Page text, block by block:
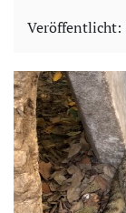
Veröffentlicht: